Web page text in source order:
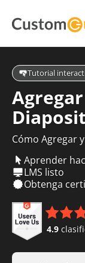
Tutorial
Cómo Agregar
Aprender
LMS listo
Obtenga
4.9